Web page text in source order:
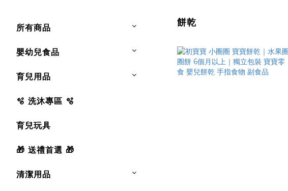
所有商品
嬰幼兒食品
育兒用品
🫧 洗沐專區 🫧
育兒玩具
🎁 送禮首選 🎁
清潔用品
餅乾